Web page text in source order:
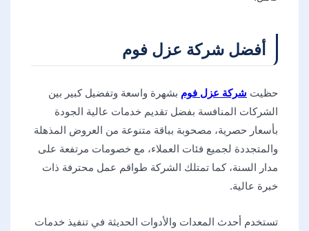
أفضل شركة عزل فوم
حظيت شركة عزل فوم بشهرة واسعة وتفضيل كبير بين
الشركات المنافسة بفضل تقديم خدمات عالية الجودة
بأسعار حصرية، مصحوبة بباقة متنوعة من العروض المذهلة
والمتجددة لجميع فئات العملاء، مع خصومات مرتفعة على
مدار السنة، كما تمتلك الشركة طواقم عمل محترفة ذات
خبرة عالية.
تستخدم أحدث المعدات والأدوات الحديثة في تنفيذ خدمات